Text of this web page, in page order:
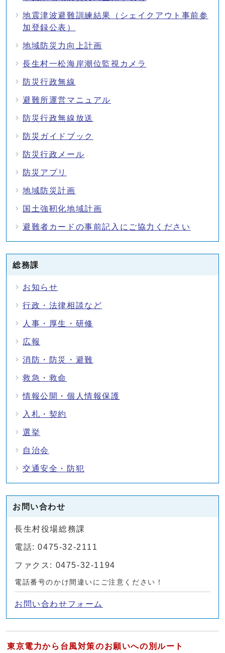
地震津波避難訓練結果（シェイクアウト事前参
加登録公表）
地域防災力向上計画
長生村一松海岸潮位監視カメラ
防災行政無線
避難所運営マニュアル
防災行政無線放送
防災ガイドブック
防災行政メール
防災アプリ
地域防災計画
国土強靭化地域計画
避難者カードの事前記入にご協力ください
総務課
お知らせ
行政・法律相談など
人事・厚生・研修
広報
消防・防災・避難
救急・救命
情報公開・個人情報保護
入札・契約
選挙
自治会
交通安全・防犯
お問い合わせ
長生村役場総務課
電話: 0475-32-2111
ファクス: 0475-32-1194
電話番号のかけ間違いにご注意ください！
お問い合わせフォーム
東京電力から台風対策のお願いへの別ルート